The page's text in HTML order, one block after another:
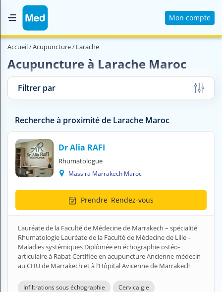
Mon compte
Accueil
Magazine Médical
Nous contacter
Professionnel de santé
Accueil Acupuncture Larache
Acupuncture à Larache Maroc
Filtrer par
Recherche à proximité de Larache Maroc
Dr Alia RAFI
Rhumatologue
Massira Marrakech Maroc
Prendre Rendez-vous
Lauréate de la Faculté de Médecine de Marrakech – spécialité
Rhumatologie Lauréate de la Faculté de Médecine de Lille –
Maladies systémiques Diplômée en échographie ostéo-
articulaire à Rabat Certifiée en acupuncture Ancienne médecin
au CHU de Marrakech et à l’Hôpital Avicenne de Marrakech
Infiltrations sous échographie
Cervicalgie